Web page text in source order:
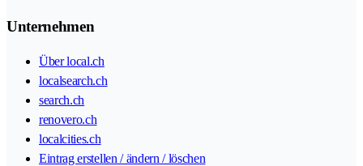
Unternehmen
Über local.ch
localsearch.ch
search.ch
renovero.ch
localcities.ch
Eintrag erstellen / ändern / löschen